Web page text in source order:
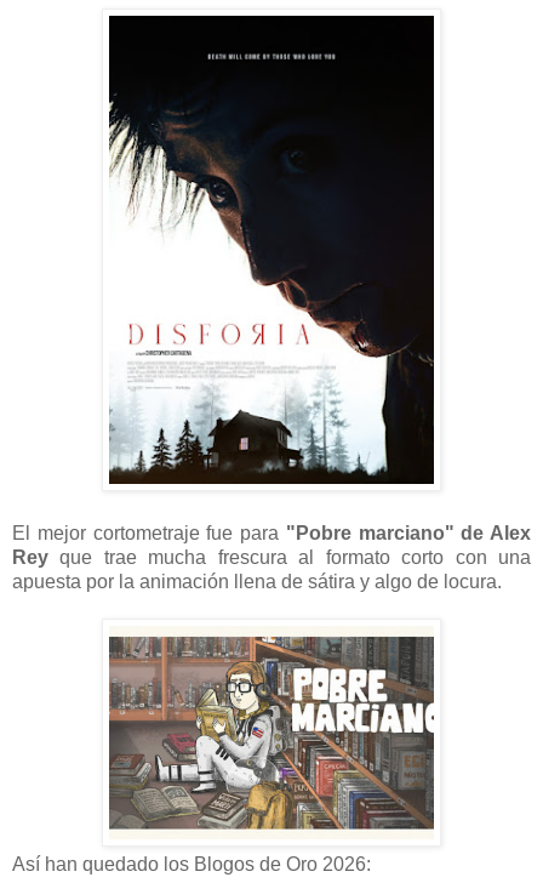
El mejor cortometraje fue para "Pobre marciano" de Alex
Rey que trae mucha frescura al formato corto con una
apuesta por la animación llena de sátira y algo de locura.
Así han quedado los Blogos de Oro 2026: